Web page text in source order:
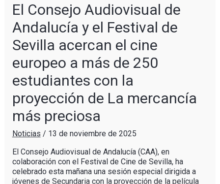
El Consejo Audiovisual de
Andalucía y el Festival de
Sevilla acercan el cine
europeo a más de 250
estudiantes con la
proyección de La mercancía
más preciosa
Noticias / 13 de noviembre de 2025
El Consejo Audiovisual de Andalucía (CAA), en
colaboración con el Festival de Cine de Sevilla, ha
celebrado esta mañana una sesión especial dirigida a
jóvenes de Secundaria con la proyección de la película